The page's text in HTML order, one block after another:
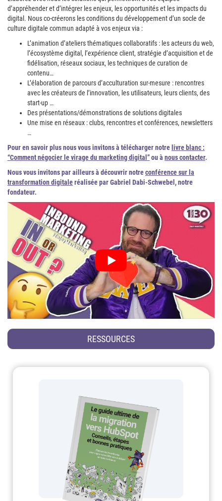
d’appréhender et d’intégrer les enjeux, les opportunités et les impacts du
digital. Nous co-créerons les conditions du développement d’un socle de
culture digitale commun adapté à vos enjeux via :
L’animation d’ateliers thématiques collaboratifs : les acteurs du web,
l’écosystème digital, l’expérience client, stratégie d’acquisition et de
fidélisation, réseaux sociaux, les techniques de curation de
contenu…
L’élaboration de parcours d’acculturation sur-mesure : rencontres
avec les créateurs de l’innovation, les utilisateurs, leurs clients, des
start-up …
Des présentations/démonstrations de solutions digitales
Une mise en réseaux : clubs, rencontres et conférences, newsletters
…
Pour en savoir plus nous vous invitons à télécharger notre livre blanc :
“Comment négocier le virage du marketing digital”ou à nous contacter.
Nous vous invitons par ailleurs à découvrir notreconférence sur la
transformation digitaleréalisée par Gabriel Dabi-Schwebel, notre
fondateur.
RESSOURCES